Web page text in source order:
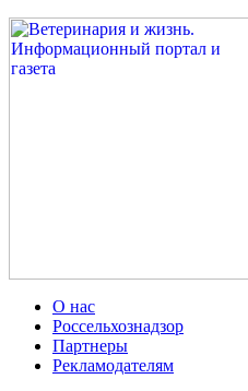
О нас
Россельхознадзор
Партнеры
Рекламодателям